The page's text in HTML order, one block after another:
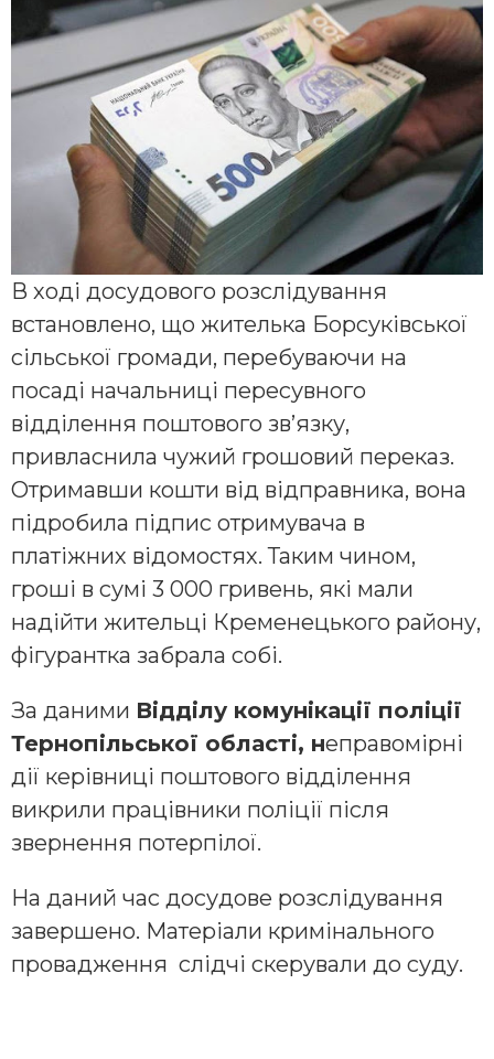
В ході досудового розслідування
встановлено, що жителька Борсуківської
сільської громади, перебуваючи на
посаді начальниці пересувного
відділення поштового зв’язку,
привласнила чужий грошовий переказ.
Отримавши кошти від відправника, вона
підробила підпис отримувача в
платіжних відомостях. Таким чином,
гроші в сумі 3 000 гривень, які мали
надійти жительці Кременецького району,
фігурантка забрала собі.
За даними Відділу комунікації поліції
Тернопільської області, неправомірні
дії керівниці поштового відділення
викрили працівники поліції після
звернення потерпілої.
На даний час досудове розслідування
завершено. Матеріали кримінального
провадження слідчі скерували до суду.